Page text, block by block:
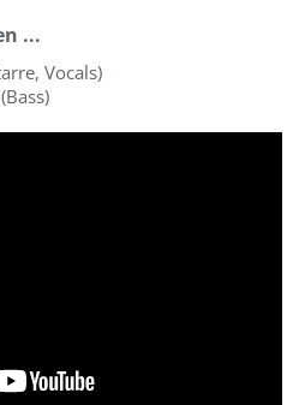
...
Vocals)